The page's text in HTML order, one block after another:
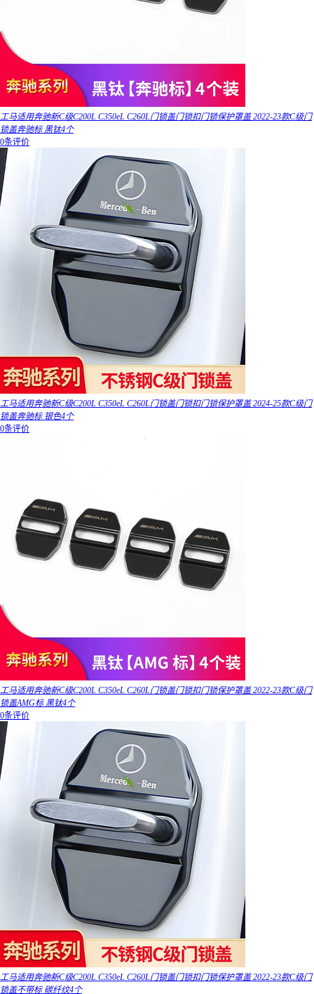
工马适用奔驰新C级C200L C350eL C260L门锁盖门锁扣门锁保护罩盖 2022-23款C级门
锁盖奔驰标 黑钛4个
0条评价
工马适用奔驰新C级C200L C350eL C260L门锁盖门锁扣门锁保护罩盖 2024-25款C级门
锁盖奔驰标 银色4个
0条评价
工马适用奔驰新C级C200L C350eL C260L门锁盖门锁扣门锁保护罩盖 2022-23款C级门
锁盖AMG标 黑钛4个
0条评价
工马适用奔驰新C级C200L C350eL C260L门锁盖门锁扣门锁保护罩盖 2022-23款C级门
锁盖不带标 碳纤纹4个